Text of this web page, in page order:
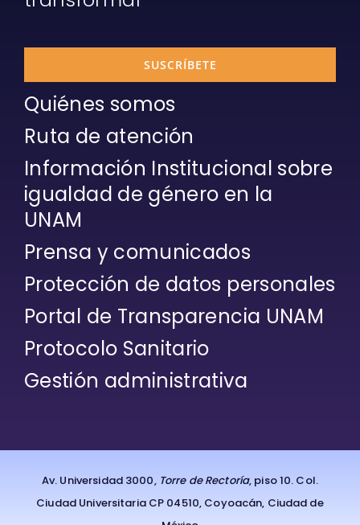
SUSCRÍBETE
Quiénes somos
Ruta de atención
Información Institucional sobre
igualdad de género en la
UNAM
Prensa y comunicados
Protección de datos personales
Portal de Transparencia UNAM
Protocolo Sanitario
Gestión administrativa
Av. Universidad 3000, Torre de Rectoría, piso 10. Col.
Ciudad Universitaria CP 04510, Coyoacán, Ciudad de